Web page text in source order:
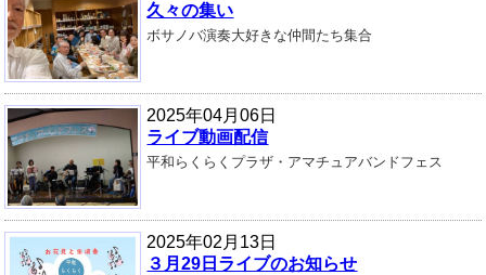
久々の集い
ボサノバ演奏大好きな仲間たち集合
2025年04月06日
ライブ動画配信
平和らくらくプラザ・アマチュアバンドフェス
2025年02月13日
３月29日ライブのお知らせ